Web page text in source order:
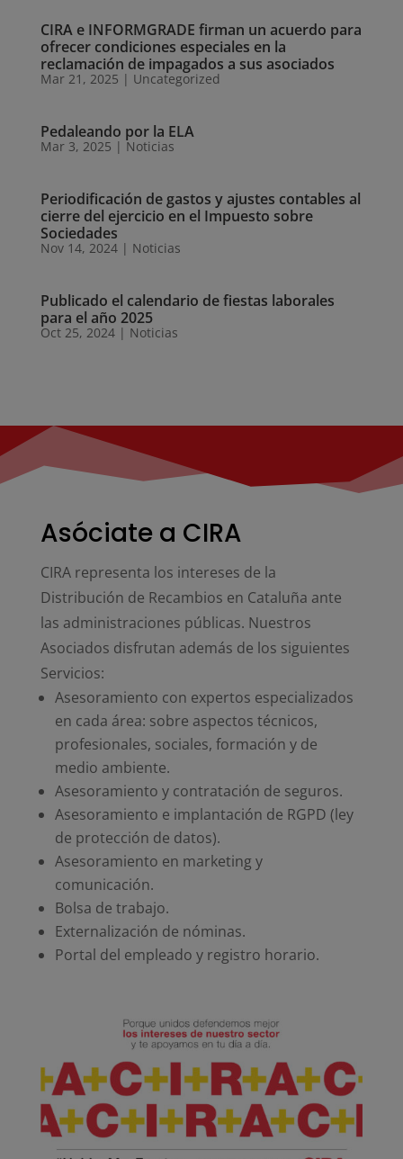
CIRA e INFORMGRADE firman un acuerdo para
ofrecer condiciones especiales en la
reclamación de impagados a sus asociados
Mar 21, 2025 | Uncategorized
Pedaleando por la ELA
Mar 3, 2025 | Noticias
Periodificación de gastos y ajustes contables al
cierre del ejercicio en el Impuesto sobre
Sociedades
Nov 14, 2024| Noticias
Publicado el calendario de fiestas laborales
para el año 2025
Oct 25, 2024| Noticias
Asóciate a CIRA
CIRA representa los intereses de la
Distribución de Recambios en Cataluña ante
las administraciones públicas. Nuestros
Asociados disfrutan además de los siguientes
Servicios:
Asesoramiento con expertos especializados
en cada área: sobre aspectos técnicos,
profesionales, sociales, formación y de
medio ambiente.
Asesoramiento y contratación de seguros.
Asesoramiento e implantación de RGPD (ley
de protección de datos).
Asesoramiento en marketing y
comunicación.
Bolsa de trabajo.
Externalización de nóminas.
Portal del empleado y registro horario.